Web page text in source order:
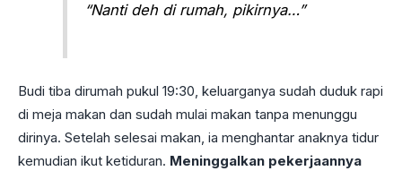
“Nanti deh di rumah, pikirnya…”
Budi tiba dirumah pukul 19:30, keluarganya sudah duduk rapi
di meja makan dan sudah mulai makan tanpa menunggu
dirinya. Setelah selesai makan, ia menghantar anaknya tidur
kemudian ikut ketiduran. Meninggalkan pekerjaannya